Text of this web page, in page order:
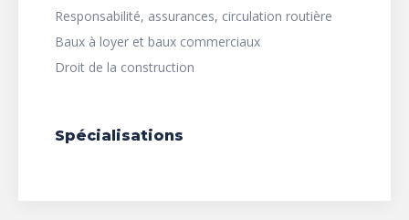
Responsabilité, assurances, circulation routière
Baux à loyer et baux commerciaux
Droit de la construction
Spécialisations